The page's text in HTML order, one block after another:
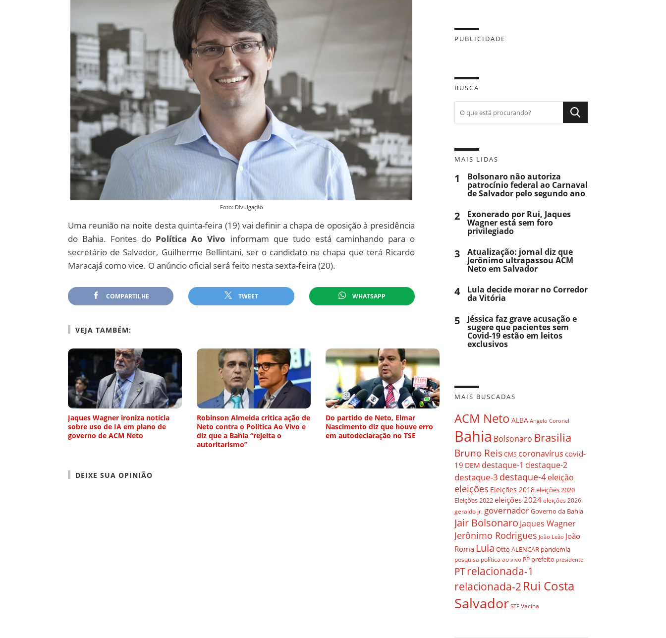
Foto: Divulgação
Uma reunião na noite desta quinta-feira (19) vai definir a chapa de oposição à presidência
do Bahia. Fontes do Política Ao Vivo informam que tudo está caminhando para o
secretário de Salvador, Guilherme Bellintani, ser o candidato na chapa que terá Ricardo
Maracajá como vice. O anúncio oficial será feito nesta sexta-feira (20).
COMPARTILHE TWEET WHATSAPP
VEJA TAMBÉM:
Jaques Wagner ironiza notícia
sobre uso de IA em plano de
governo de ACM Neto
Robinson Almeida critica ação de
Neto contra o Política Ao Vivo e
diz que a Bahia “rejeita o
autoritarismo”
Do partido de Neto, Elmar
Nascimento diz que houve erro
em autodeclaração no TSE
DEIXE SUA OPINIÃO
PUBLICIDADE
BUSCA
MAIS LIDAS
1 Bolsonaro não autoriza
patrocínio federal ao Carnaval
de Salvador pelo segundo ano
2 Exonerado por Rui, Jaques
Wagner está sem foro
privilegiado
3 Atualização: jornal diz que
Jerônimo ultrapassou ACM
Neto em Salvador
4 Lula decide morar no Corredor
da Vitória
5 Jéssica faz grave acusação e
sugere que pacientes sem
Covid-19 estão em leitos
exclusivos
MAIS BUSCADAS
ACM Neto ALBA Angelo Coronel
Bahia Bolsonaro Brasilia
Bruno ReisCMS coronavírus covid-
19 DEM destaque-1 destaque-2
destaque-3 destaque-4eleição
eleições Eleições 2018eleições 2020
Eleições 2022eleições 2024 eleições 2026
geraldo jr. governadorGoverno da Bahia
Jair Bolsonaro Jaques Wagner
Jerônimo Rodrigues João Leão João
Roma Lula Otto ALENCAR pandemia
pesquisa política ao vivo PP prefeito presidente
PTrelacionada-1
relacionada-2 Rui Costa
Salvador STF Vacina